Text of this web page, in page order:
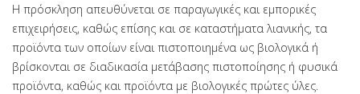
Η πρόσκληση απευθύνεται σε παραγωγικές και εμπορικές
επιχειρήσεις, καθώς επίσης και σε καταστήματα λιανικής, τα
προϊόντα των οποίων είναι πιστοποιημένα ως βιολογικά ή
βρίσκονται σε διαδικασία μετάβασης πιστοποίησης ή φυσικά
προϊόντα, καθώς και προϊόντα με βιολογικές πρώτες ύλες.